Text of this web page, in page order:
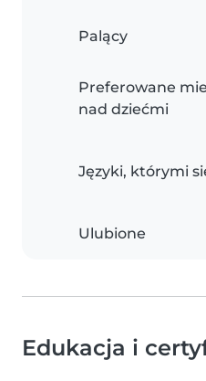
Palący
Preferowane
nad dziećmi
Języki, którymi
Ulubione
Edukacja i